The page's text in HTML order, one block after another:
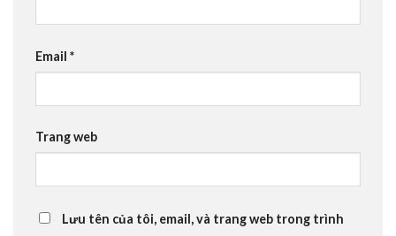
Email *
Trang web
Lưu tên của tôi, email, và trang web trong trình